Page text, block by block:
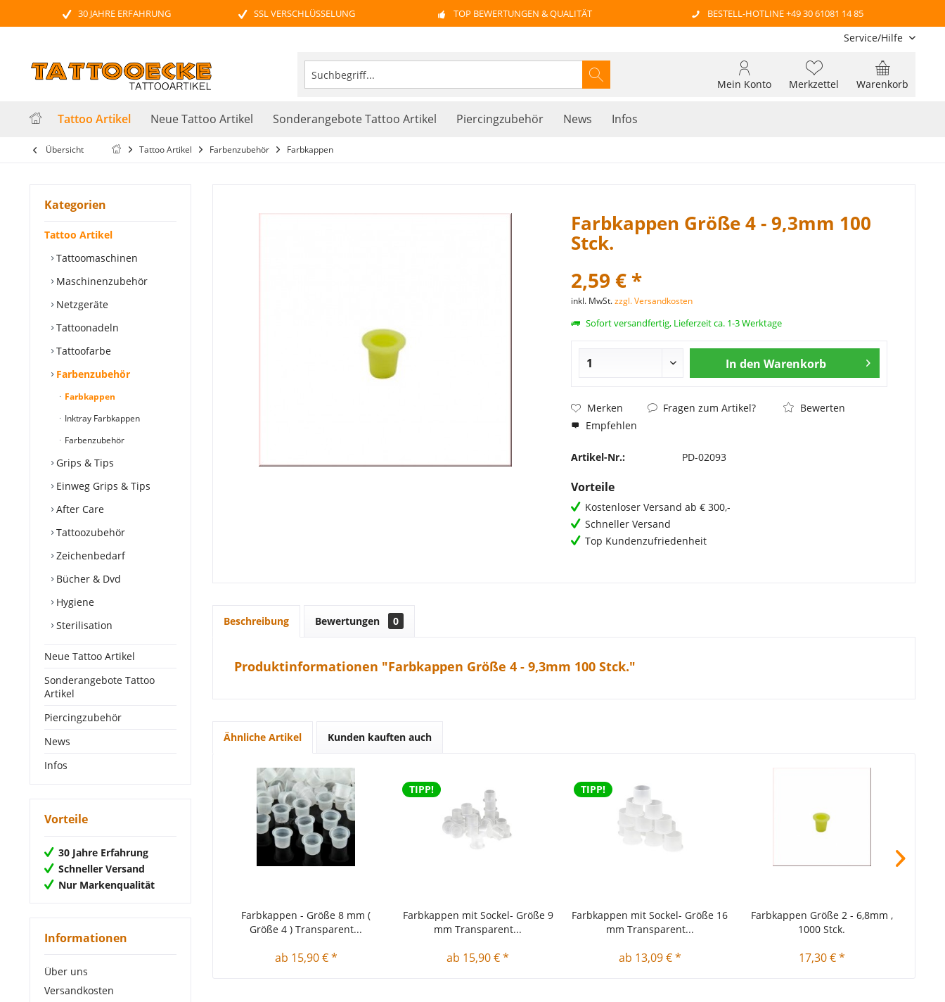
30 JAHRE ERFAHRUNG SSL VERSCHLÜSSELUNG TOP BEWERTUNGEN & QUALITÄT BESTELL-HOTLINE +49 30 61081 14 85
Service/Hilfe
Warenkorb
Merkzettel
Mein Konto
Tattoo Artikel Neue Tattoo Artikel Sonderangebote Tattoo Artikel Piercingzubehör News Infos
Übersicht Tattoo Artikel Farbenzubehör Farbkappen
Kategorien
Tattoo Artikel
Tattoomaschinen
Maschinenzubehör
Netzgeräte
Tattoonadeln
Tattoofarbe
Farbenzubehör
Farbkappen
Inktray Farbkappen
Farbenzubehör
Grips & Tips
Einweg Grips & Tips
After Care
Tattoozubehör
Zeichenbedarf
Bücher & Dvd
Hygiene
Sterilisation
Neue Tattoo Artikel
Sonderangebote Tattoo
Artikel
Piercingzubehör
News
Infos
Vorteile
30 Jahre Erfahrung
Schneller Versand
Nur Markenqualität
Informationen
Über uns
Versandkosten
Farbkappen Größe 4 - 9,3mm 100
Stck.
2,59 € *
inkl. MwSt.zzgl. Versandkosten
Sofort versandfertig, Lieferzeit ca. 1-3 Werktage
In den Warenkorb
Merken Fragen zum Artikel?
Bewerten
Empfehlen
Artikel-Nr.: PD-02093
Vorteile
Kostenloser Versand ab € 300,-
Schneller Versand
Top Kundenzufriedenheit
Beschreibung Bewertungen 0
Produktinformationen "Farbkappen Größe 4 - 9,3mm 100 Stck."
Ähnliche Artikel Kunden kauften auch
Farbkappen - Größe 8 mm (
Größe 4 ) Transparent...
ab 15,90 € *
TIPP!
Farbkappen mit Sockel- Größe 9
mm Transparent...
ab 15,90 € *
TIPP!
Farbkappen mit Sockel- Größe 16
mm Transparent...
ab 13,09 € *
Farbkappen Größe 2 - 6,8mm ,
1000 Stck.
17,30 € *